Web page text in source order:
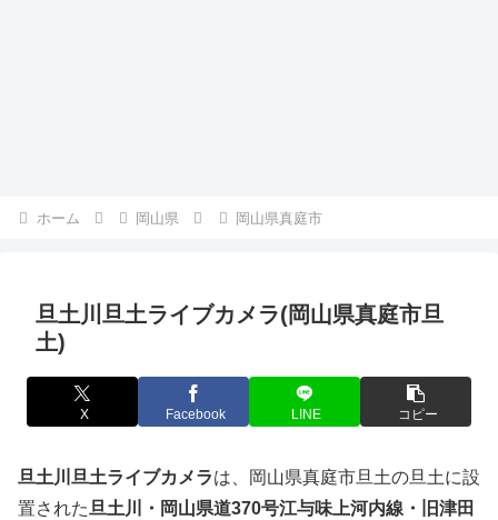
ホーム 岡山県 岡山県真庭市
旦土川旦土ライブカメラ(岡山県真庭市旦
土)
X Facebook LINE コピー
旦土川旦土ライブカメラは、岡山県真庭市旦土の旦土に設
置された旦土川・岡山県道370号江与味上河内線・旧津田